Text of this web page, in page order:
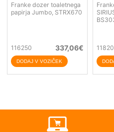
Franke dozer toaletnega
papirja Jumbo, STRX670
116250 337,06€